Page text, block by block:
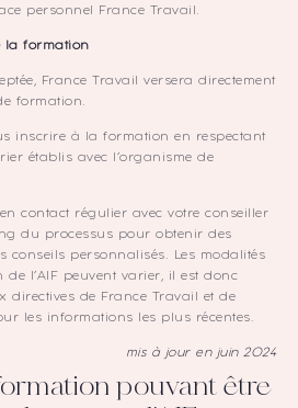
personnel France Travail.
la formation
France Travail versera directement
formation.
inscrire à la formation en respectant
établis avec l’organisme de
contact régulier avec votre conseiller
du processus pour obtenir des
conseils personnalisés. Les modalités
de l’AIF peuvent varier, il est donc
directives de France Travail et de
les informations les plus récentes.
mis à jour en juin 2024
pouvant être